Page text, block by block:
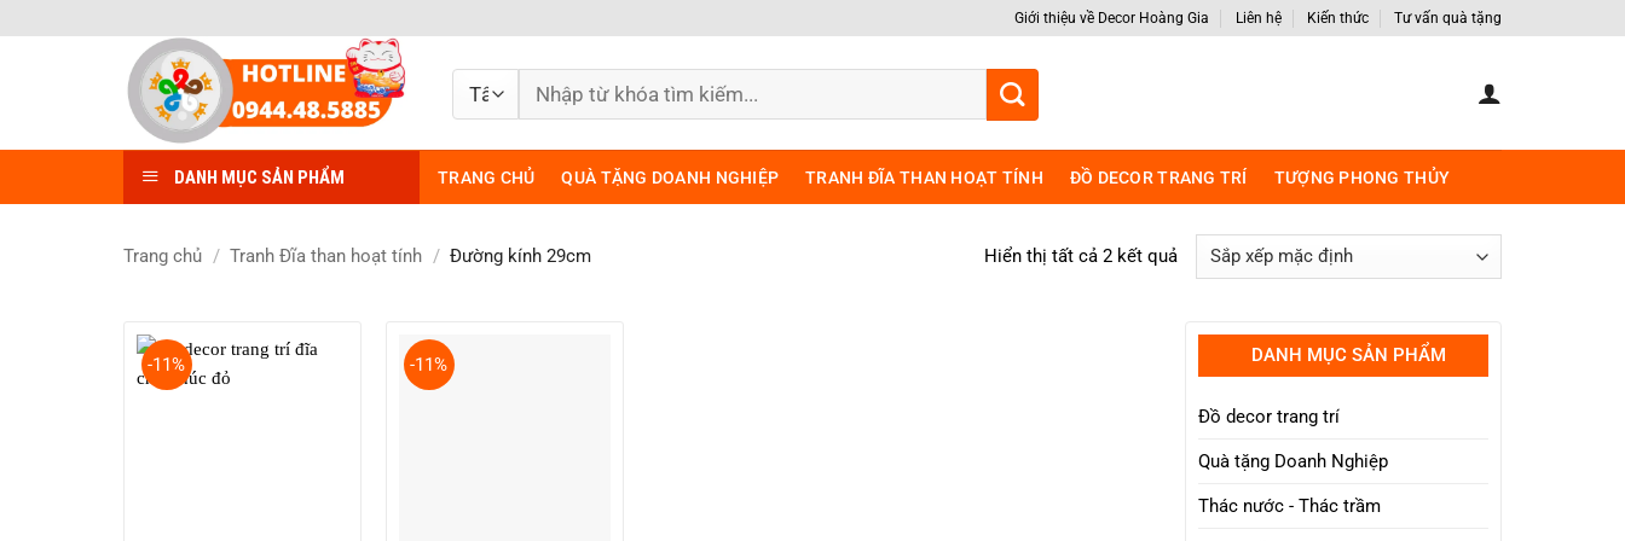
qua
Giới thiệu về Decor Hoàng Gia Liên hệ Kiến thức Tư vấn quà tặng
Tìm
kiếm:
DANH MỤC SẢN PHẨM TRANG CHỦ QUÀ TẶNG DOANH NGHIỆP TRANH ĐĨA THAN HOẠT TÍNH ĐỒ DECOR TRANG TRÍ TƯỢNG PHONG THỦY
Trang chủ / Tranh Đĩa than hoạt tính / Đường kính 29cm Hiển thị tất cả 2 kết quả
-11% -11% DANH MỤC SẢN PHẨM
Đồ decor trang trí
Quà tặng Doanh Nghiệp
Thác nước - Thác trầm